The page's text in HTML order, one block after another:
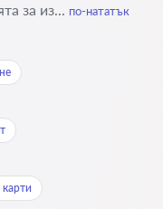
за из... по-нататък